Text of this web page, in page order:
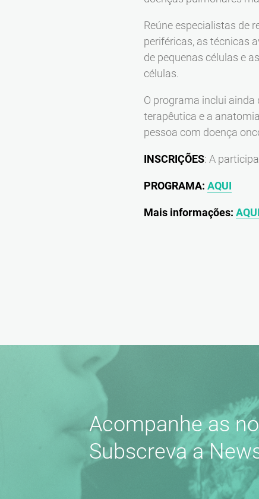
Reúne especialistas de
periféricas, as técnicas
de pequenas células e
células.
O programa inclui
terapêutica e a
pessoa com doença
INSCRIÇÕES: A
PROGRAMA: AQUI
Mais informações: AQUI
Acompanhe as
Subscreva a